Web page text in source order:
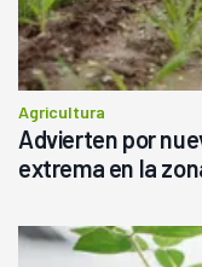
Agricultura
Advierten por
extrema en la